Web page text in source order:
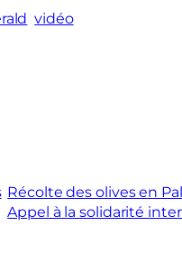
vidéo
Récolte des olives en
Appel à la solidarité